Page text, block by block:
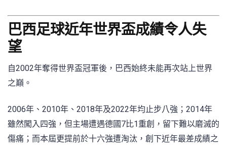
巴西足球近年世界盃成績令人失
望
自2002年奪得世界盃冠軍後，巴西始終未能再次站上世界
之巔。
2006年、2010年、2018年及2022年均止步八強；2014年
雖然闖入四強，但主場遭遇德國7比1重創，留下難以磨滅的
傷痛；而本屆更提前於十六強遭淘汰，創下近年最差成績之